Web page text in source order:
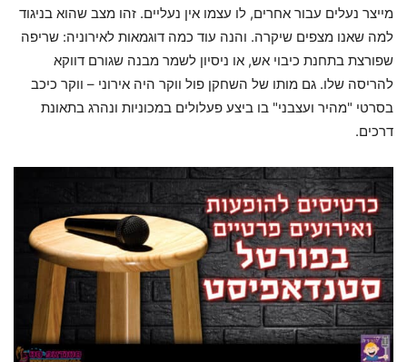
מייצר נעלים עבור אחרים, לו עצמו אין נעליים. זהו מצב שהוא בניגוד
למה שאנו מצפים שיקרה. והנה עוד כמה דוגמאות לאירוניה: שריפה
שפורצת בתחנת כיבוי אש, או ניסיון לשמר מבנה שגורם דווקא
להריסה שלו. גם מותו של השחקן פול ווקר היה אירוני – ווקר כיכב
בסרטי "מהיר ועצבני" בו ביצע פעלולים במכוניות ונהרג בתאונת
דרכים.